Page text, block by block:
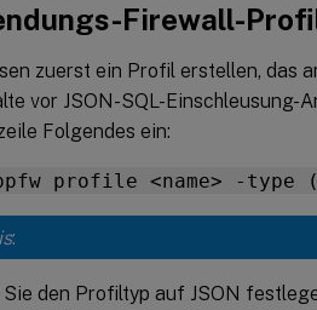
Firewall-
zuerst ein Profil erstellen, das
vor JSON-SQL-Einschleusung-
Folgendes ein:
profile <name> -type
:
Sie den Profiltyp auf JSON